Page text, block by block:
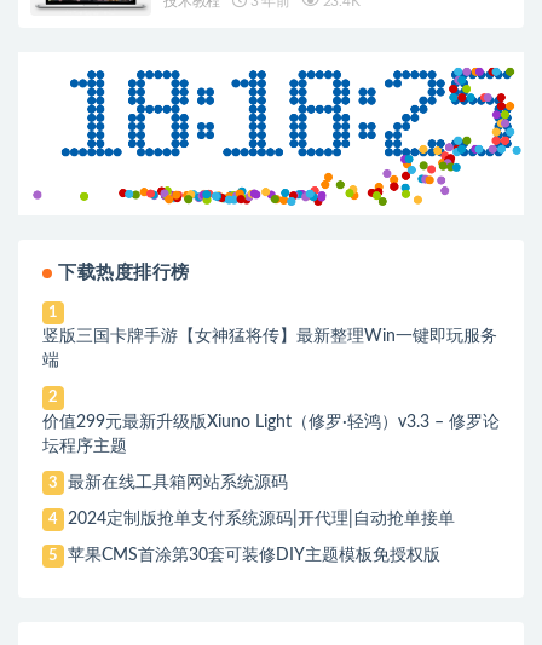
下载热度排行榜
1
竖版三国卡牌手游【女神猛将传】最新整理Win一键即玩服务
端
2
价值299元最新升级版Xiuno Light（修罗·轻鸿）v3.3 – 修罗论
坛程序主题
3 最新在线工具箱网站系统源码
4 2024定制版抢单支付系统源码|开代理|自动抢单接单
5 苹果CMS首涂第30套可装修DIY主题模板免授权版